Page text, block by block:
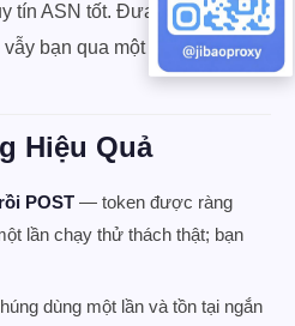
tín ASN tốt. Đưa điểm số
bạn qua một cách lặng lẽ.
Hiệu Quả
POST — token được ràng
lần chạy thử thách thật; bạn
dùng một lần và tồn tại ngắn